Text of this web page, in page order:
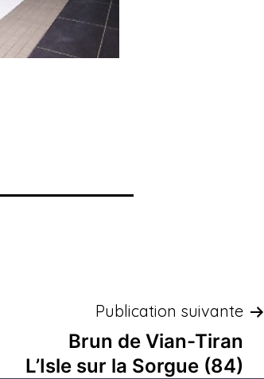
Publication suivante
Brun de Vian-Tiran
L’Isle sur la Sorgue (84)